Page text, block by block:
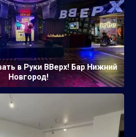
в Руки ВВерх! Бар Нижний
Новгород!